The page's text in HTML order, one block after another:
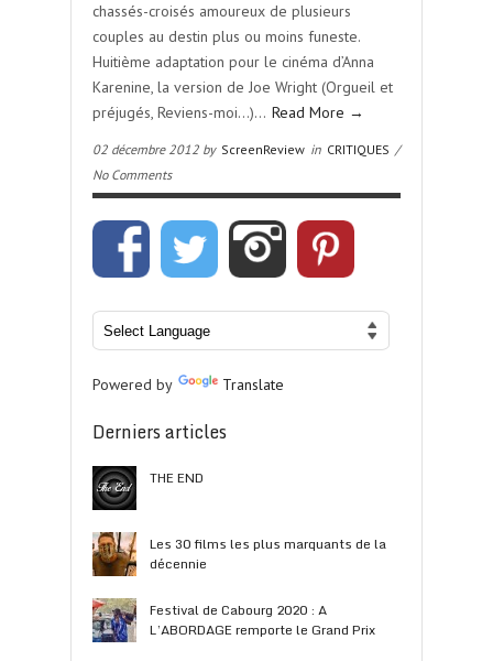
chassés-croisés amoureux de plusieurs
couples au destin plus ou moins funeste.
Huitième adaptation pour le cinéma d’Anna
Karenine, la version de Joe Wright (Orgueil et
préjugés, Reviens-moi…)… Read More →
02 décembre 2012 by ScreenReview in CRITIQUES /
No Comments
Powered by Translate
Derniers articles
THE END
Les 30 films les plus marquants de la
décennie
Festival de Cabourg 2020 : A
L’ABORDAGE remporte le Grand Prix